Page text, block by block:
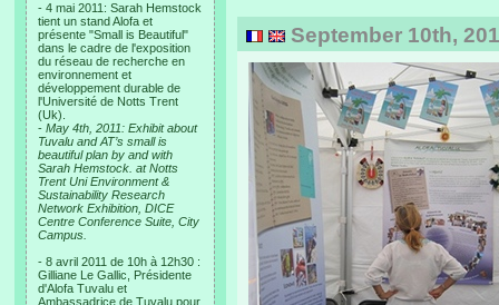
- 4 mai 2011: Sarah Hemstock
tient un stand Alofa et
présente "Small is Beautiful"
dans le cadre de l'exposition
du réseau de recherche en
environnement et
développement durable de
l'Université de Notts Trent
(Uk).
- May 4th, 2011: Exhibit about
Tuvalu and AT’s small is
beautiful plan by and with
Sarah Hemstock. at Notts
Trent Uni Environment &
Sustainability Research
Network Exhibition, DICE
Centre Conference Suite, City
Campus.
- 8 avril 2011 de 10h à 12h30 :
Gilliane Le Gallic, Présidente
d'Alofa Tuvalu et
Ambassadrice de Tuvalu pour
September 10th,